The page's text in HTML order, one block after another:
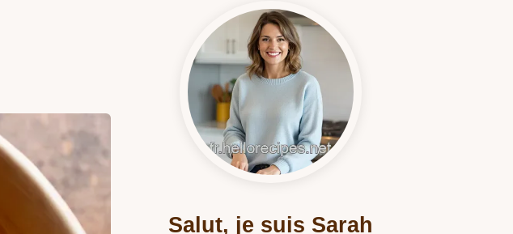
Salut, je suis Sarah